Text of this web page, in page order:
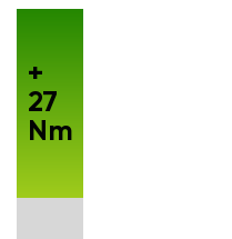
+
27
Nm